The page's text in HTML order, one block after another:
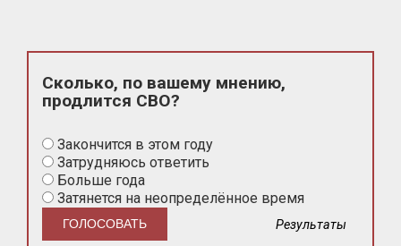
Сколько, по вашему мнению,
продлится СВО?
Закончится в этом году
Затрудняюсь ответить
Больше года
Затянется на неопределённое время
Результаты